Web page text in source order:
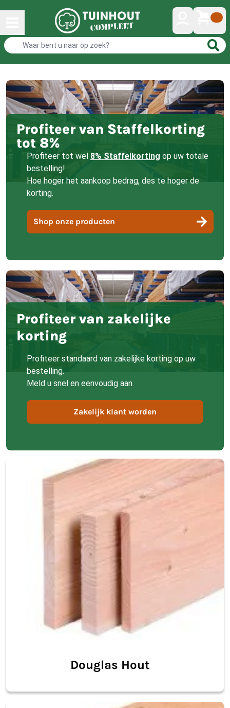
Profiteer van Staffelkorting
tot 8%
Profiteer tot wel 8% Staffelkorting op uw totale
bestelling!
Hoe hoger het aankoop bedrag, des te hoger de
korting.
Shop onze producten
Profiteer van zakelijke
korting
Profiteer standaard van zakelijke korting op uw
bestelling.
Meld u snel en eenvoudig aan.
Zakelijk klant worden
Douglas Hout